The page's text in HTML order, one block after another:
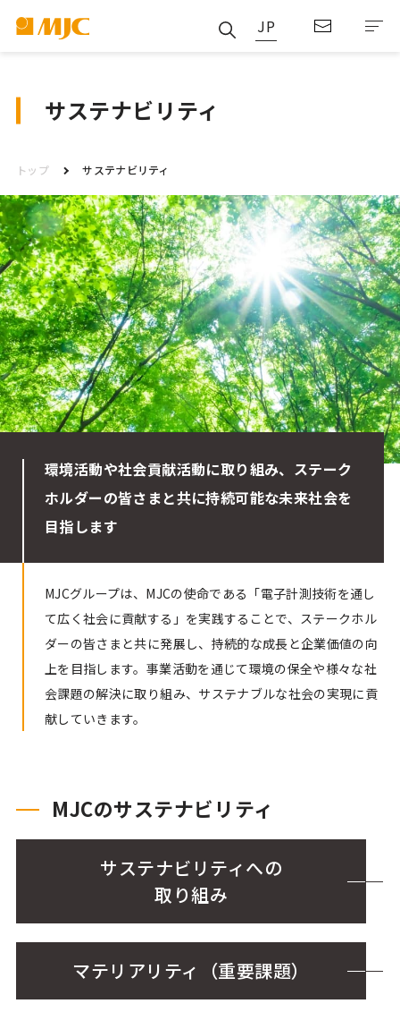
JP
サステナビリティ
トップ サステナビリティ
環境活動や社会貢献活動に取り組み、ステーク
ホルダーの皆さまと共に持続可能な未来社会を
目指します
MJCグループは、MJCの使命である「電子計測技術を通し
て広く社会に貢献する」を実践することで、ステークホル
ダーの皆さまと共に発展し、持続的な成長と企業価値の向
上を目指します。事業活動を通じて環境の保全や様々な社
会課題の解決に取り組み、サステナブルな社会の実現に貢
献していきます。
MJCのサステナビリティ
サステナビリティへの
取り組み
マテリアリティ（重要課題）